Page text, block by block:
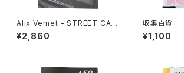
Alix Vernet - STREET CAS
TS
¥2,860
収集百貨
¥1,100